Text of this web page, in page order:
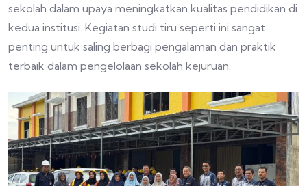
sekolah dalam upaya meningkatkan kualitas pendidikan di
kedua institusi. Kegiatan studi tiru seperti ini sangat
penting untuk saling berbagi pengalaman dan praktik
terbaik dalam pengelolaan sekolah kejuruan.